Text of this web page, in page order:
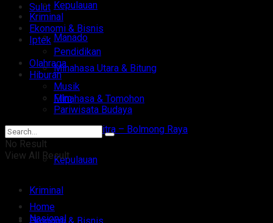
Sulut
Manado
Minahasa Utara & Bitung
Minahasa & Tomohon
Minsel – Mitra – Bolmong Raya
Kepulauan
Kriminal
Kepulauan
Kriminal
Ekonomi & Bisnis
Iptek
Pendidikan
Olahraga
Hiburan
Musik
Film
Pariwisata Budaya
No Result
View All Result
Home
Nasional